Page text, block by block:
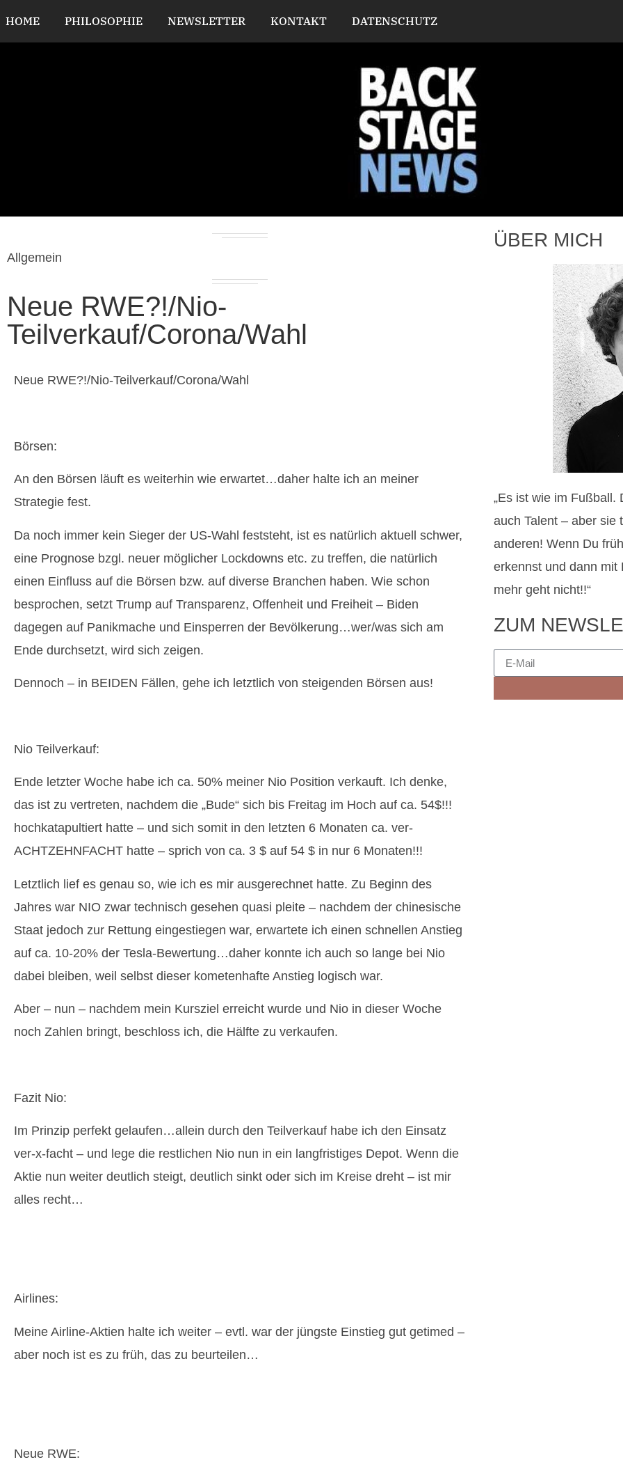
HOME PHILOSOPHIE NEWSLETTER KONTAKT DATENSCHUTZ
Allgemein
Neue RWE?!/Nio-
Teilverkauf/Corona/Wahl
Neue RWE?!/Nio-Teilverkauf/Corona/Wahl
Börsen:
An den Börsen läuft es weiterhin wie erwartet…daher halte ich an meiner
Strategie fest.
Da noch immer kein Sieger der US-Wahl feststeht, ist es natürlich aktuell schwer,
eine Prognose bzgl. neuer möglicher Lockdowns etc. zu treffen, die natürlich
einen Einfluss auf die Börsen bzw. auf diverse Branchen haben. Wie schon
besprochen, setzt Trump auf Transparenz, Offenheit und Freiheit – Biden
dagegen auf Panikmache und Einsperren der Bevölkerung…wer/was sich am
Ende durchsetzt, wird sich zeigen.
Dennoch – in BEIDEN Fällen, gehe ich letztlich von steigenden Börsen aus!
Nio Teilverkauf:
Ende letzter Woche habe ich ca. 50% meiner Nio Position verkauft. Ich denke,
das ist zu vertreten, nachdem die „Bude“ sich bis Freitag im Hoch auf ca. 54$!!!
hochkatapultiert hatte – und sich somit in den letzten 6 Monaten ca. ver-
ACHTZEHNFACHT hatte – sprich von ca. 3 $ auf 54 $ in nur 6 Monaten!!!
Letztlich lief es genau so, wie ich es mir ausgerechnet hatte. Zu Beginn des
Jahres war NIO zwar technisch gesehen quasi pleite – nachdem der chinesische
Staat jedoch zur Rettung eingestiegen war, erwartete ich einen schnellen Anstieg
auf ca. 10-20% der Tesla-Bewertung…daher konnte ich auch so lange bei Nio
dabei bleiben, weil selbst dieser kometenhafte Anstieg logisch war.
Aber – nun – nachdem mein Kursziel erreicht wurde und Nio in dieser Woche
noch Zahlen bringt, beschloss ich, die Hälfte zu verkaufen.
Fazit Nio:
Im Prinzip perfekt gelaufen…allein durch den Teilverkauf habe ich den Einsatz
ver-x-facht – und lege die restlichen Nio nun in ein langfristiges Depot. Wenn die
Aktie nun weiter deutlich steigt, deutlich sinkt oder sich im Kreise dreht – ist mir
alles recht…
Airlines:
Meine Airline-Aktien halte ich weiter – evtl. war der jüngste Einstieg gut getimed –
aber noch ist es zu früh, das zu beurteilen…
Neue RWE:
ÜBER MICH
„Es ist wie im Fußball.
auch Talent – aber sie
anderen! Wenn Du
erkennst und dann
mehr geht nicht!!“
ZUM